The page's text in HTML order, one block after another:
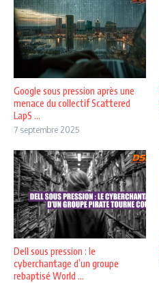
Google sous pression après une
menace du collectif Scattered
LapS ...
7 septembre 2025
Dell sous pression : le
cyberchantage d’un groupe
rebaptisé World ...